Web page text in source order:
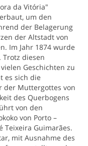
da Vitória"
um den
der Belagerung
der Altstadt von
Im Jahr 1874 wurde
diesen
Geschichten zu
es sich die
der Muttergottes von
des Querbogens
von den
von Porto –
Teixeira Guimarães.
mit Ausnahme des